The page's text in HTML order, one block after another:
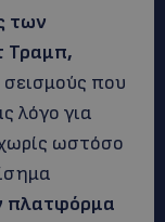
των
Τραμπ,
που
λόγο για
ωστόσο
πλατφόρμα